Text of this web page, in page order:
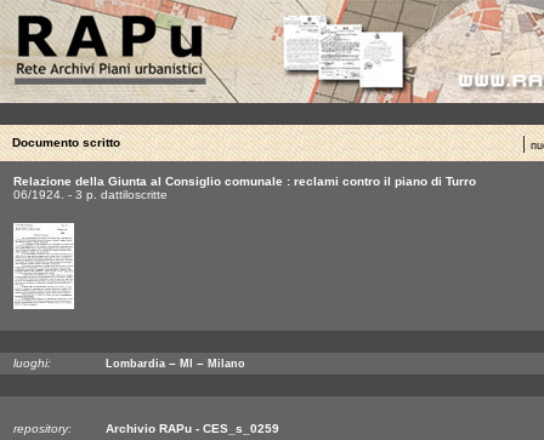
Documento scritto |
Relazione della Giunta al Consiglio comunale : reclami contro il piano di Turro
06/1924. - 3 p. dattiloscritte
luoghi: Lombardia – MI – Milano
repository:
Archivio RAPu - CES_s_0259